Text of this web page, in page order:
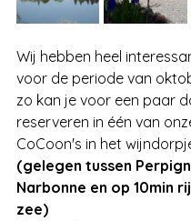
Wij hebben heel
voor de periode van
zo kan je voor een paar
reserveren in één van
CoCoon's in het
(gelegen tussen
Narbonne en op 10min
zee)